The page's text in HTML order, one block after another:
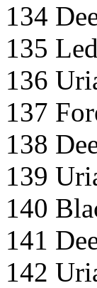
134
135
136
137
138
139
140
141
142